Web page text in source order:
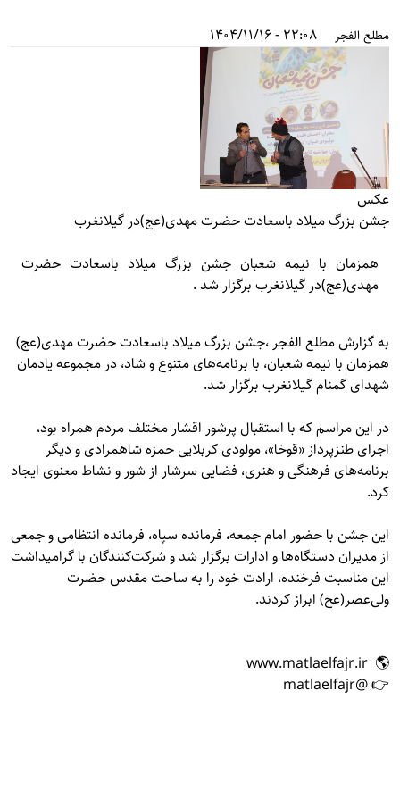
مطلع الفجر 22:08 - 1404/11/16
عکس
جشن بزرگ میلاد باسعادت حضرت مهدی(عج)در گیلانغرب
همزمان با نیمه شعبان جشن بزرگ میلاد باسعادت حضرت
مهدی(عج)در گیلانغرب برگزار شد .
به گزارشمطلع الفجر ،جشن بزرگ میلاد باسعادت حضرت مهدی(عج)
همزمان با نیمه شعبان، با برنامه‌های متنوع و شاد، در مجموعه یادمان
شهدای گمنام گیلانغرب برگزار شد.
در این مراسم که با استقبال پرشور اقشار مختلف مردم همراه بود،
اجرای طنزپرداز «قوخا»، مولودی کربلایی حمزه شاهمرادی و دیگر
برنامه‌های فرهنگی و هنری، فضایی سرشار از شور و نشاط معنوی ایجاد
کرد.
این جشن با حضور امام جمعه، فرمانده سپاه، فرمانده انتظامی و جمعی
از مدیران دستگاه‌ها و ادارات برگزار شد و شرکت‌کنندگان با گرامیداشت
این مناسبت فرخنده، ارادت خود را به ساحت مقدس حضرت
ولی‌عصر(عج) ابراز کردند.
🌎 www.matlaelfajr.ir
👉 @matlaelfajr